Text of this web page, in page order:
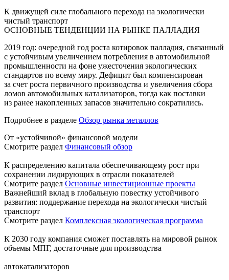
К движущей силе глобального перехода на экологически
чистый транспорт
ОСНОВНЫЕ ТЕНДЕНЦИИ НА РЫНКЕ ПАЛЛАДИЯ
2019 год: очередной год роста котировок палладия, связанный
с устойчивым увеличением потребления в автомобильной
промышленности на фоне ужесточения экологических
стандартов по всему миру. Дефицит был компенсирован
за счет роста первичного производства и увеличения сбора
ломов автомобильных катализаторов, тогда как поставки
из ранее накопленных запасов значительно сократились.
Подробнее в разделе Обзор рынка металлов
От «устойчивой» финансовой модели
Смотрите раздел Финансовый обзор
К распределению капитала обеспечивающему рост при
сохранении лидирующих в отрасли показателей
Смотрите раздел Основные инвестиционные проекты
Важнейший вклад в глобальную повестку устойчивого
развития: поддержание перехода на экологически чистый
транспорт
Смотрите раздел Комплексная экологическая программа
К 2030 году компания сможет поставлять на мировой рынок
объемы МПГ, достаточные для производства
автокатализаторов